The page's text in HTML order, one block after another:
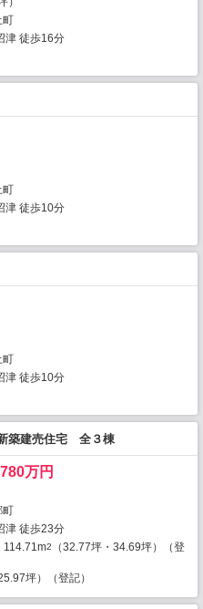
町
津 徒歩16分
町
津 徒歩10分
町
津 徒歩10分
築建売住宅 全３棟
万円
町
津 徒歩23分
114.71m2
（32.77坪・34.69坪）（登
25.97坪）（登記）